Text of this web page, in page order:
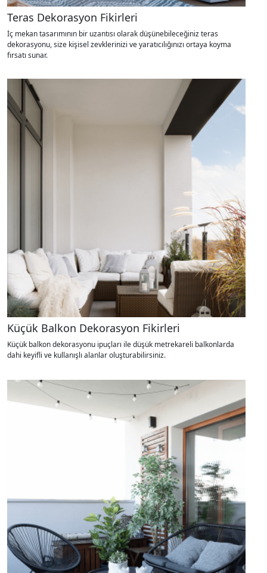
Teras Dekorasyon Fikirleri
İç mekan tasarımının bir uzantısı olarak düşünebileceğiniz teras
dekorasyonu, size kişisel zevklerinizi ve yaratıcılığınızı ortaya koyma
fırsatı sunar.
Küçük Balkon Dekorasyon Fikirleri
Küçük balkon dekorasyonu ipuçları ile düşük metrekareli balkonlarda
dahi keyifli ve kullanışlı alanlar oluşturabilirsiniz.